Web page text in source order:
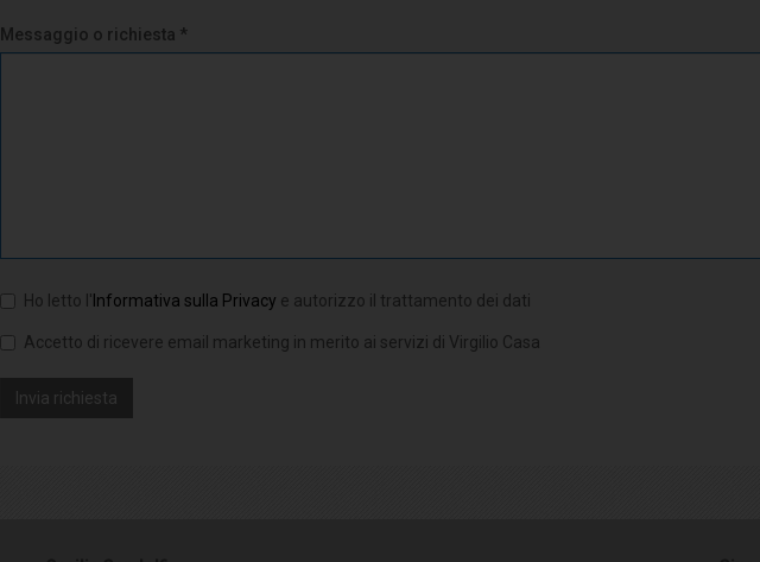
Messaggio o richiesta *
Ho letto l'Informativa sulla Privacy e autorizzo il trattamento dei dati
Accetto di ricevere email marketing in merito ai servizi di Virgilio Casa